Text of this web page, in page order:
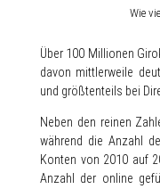
Wie
Über 100 Millionen
davon mittlerweile
und größtenteils bei
Neben den reinen
während die Anzahl
Konten von 2010 auf
Anzahl der online